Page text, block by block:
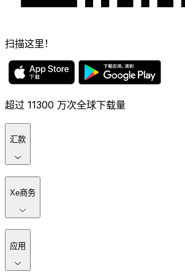
扫描这里！
超过 11300 万次全球下载量
汇款
Xe商务
应用